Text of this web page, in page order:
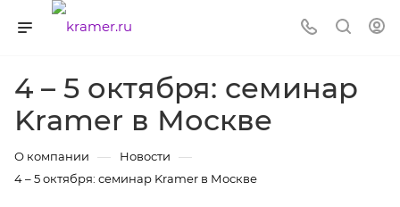
4 – 5 октября: семинар
Kramer в Москве
О компании — Новости —
4 – 5 октября: семинар Kramer в Москве